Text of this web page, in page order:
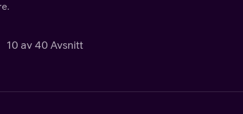
10 av 40 Avsnitt